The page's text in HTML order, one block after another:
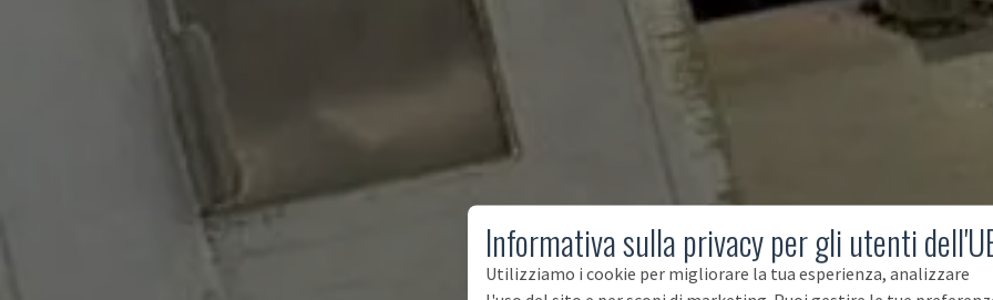
Informativa sulla privacy per gli utenti
Utilizziamo i cookie per migliorare la tua esperienza, analizzare